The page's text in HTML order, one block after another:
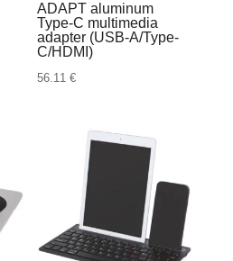
ADAPT aluminum
Type-C multimedia
adapter (USB-A/Type-
C/HDMI)
56.11€